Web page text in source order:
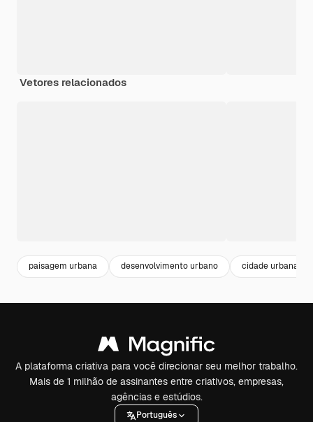
Vetores relacionados
paisagem urbana desenvolvimento urbano cidade urbana
A plataforma criativa para você direcionar seu melhor trabalho.
Mais de 1 milhão de assinantes entre criativos, empresas,
agências e estúdios.
Português